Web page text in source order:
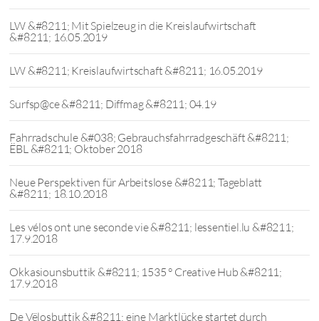
LW &#8211; Mit Spielzeug in die Kreislaufwirtschaft
&#8211; 16.05.2019
LW &#8211; Kreislaufwirtschaft &#8211; 16.05.2019
Surfsp@ce &#8211; Diffmag &#8211; 04.19
Fahrradschule &#038; Gebrauchsfahrradgeschäft &#8211;
ËBL &#8211; Oktober 2018
Neue Perspektiven für Arbeitslose &#8211; Tageblatt
&#8211; 18.10.2018
Les vélos ont une seconde vie &#8211; lessentiel.lu &#8211;
17.9.2018
Okkasiounsbuttik &#8211; 1535 ° Creative Hub &#8211;
17.9.2018
De Vëlosbuttik &#8211; eine Marktlücke startet durch